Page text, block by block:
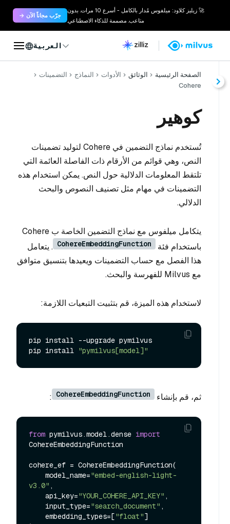
🚀 زيليز كلاود: ميلفوس مُدار بالكامل - أسرع 10 مرات. بدون
متاعب. مصممة للذكاء الاصطناعي.
جرّب مجاناً الآن →
العربية
الصفحة الرئيسية الوثائق الأدوات النماذج
التضمينات
Cohere
كوهير
تُستخدم نماذج التضمين في Cohere لتوليد تضمينات
النص، وهي قوائم من الأرقام ذات الفاصلة العائمة التي
تلتقط المعلومات الدلالية حول النص. يمكن استخدام هذه
التضمينات في مهام مثل تصنيف النصوص والبحث
الدلالي.
يتكامل ميلفوس مع نماذج التضمين الخاصة ب Cohere
باستخدام فئة
CohereEmbeddingFunction . يتعامل
هذا الفصل مع حساب التضمينات ويعيدها بتنسيق متوافق
مع Milvus للفهرسة والبحث.
لاستخدام هذه الميزة، قم بتثبيت التبعيات اللازمة:
pip install --upgrade pymilvus
pip install "pymilvus[model]"
ثم، قم بإنشاء CohereEmbeddingFunction
:
from pymilvus.model.dense import
CohereEmbeddingFunction
cohere_ef = CohereEmbeddingFunction(
    model_name=
"embed-english-light-
v3.0" ,
    api_key=
"YOUR_COHERE_API_KEY" ,
    input_type=
"search_document" ,
    embedding_types=[
"float"]